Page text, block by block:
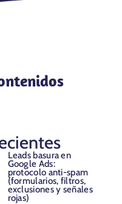
Leads basura en
Google Ads:
protocolo anti-spam
(formularios, filtros,
exclusiones y señales
rojas)